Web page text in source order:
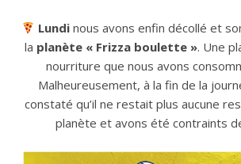
Lundinous avons enfin décollé et
la planète « Frizza boulette ». Une
nourriture que nous avons
Malheureusement, à la fin de la
constaté qu’il ne restait plus aucune
planète et avons été contraints